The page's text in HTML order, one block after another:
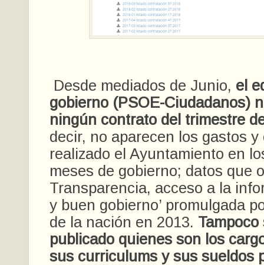
Desde mediados de Junio, el
gobierno (PSOE-Ciudadanos)
ningún contrato del trimestre
decir, no aparecen los gastos
realizado el Ayuntamiento en
meses de gobierno; datos que
Transparencia, acceso a la
y buen gobierno’ promulgada
de la nación en 2013.
publicado quienes son los
sus curriculums y sus sueldos